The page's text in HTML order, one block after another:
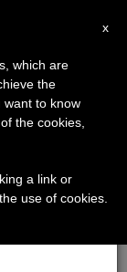
×
la pausa
de verano
el
x
which are
the
want to know
the cookies,
a link or
use of cookies.